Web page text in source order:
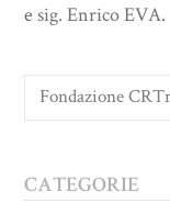
esig. Enrico EVA.
Fondazione
CATEGORIE